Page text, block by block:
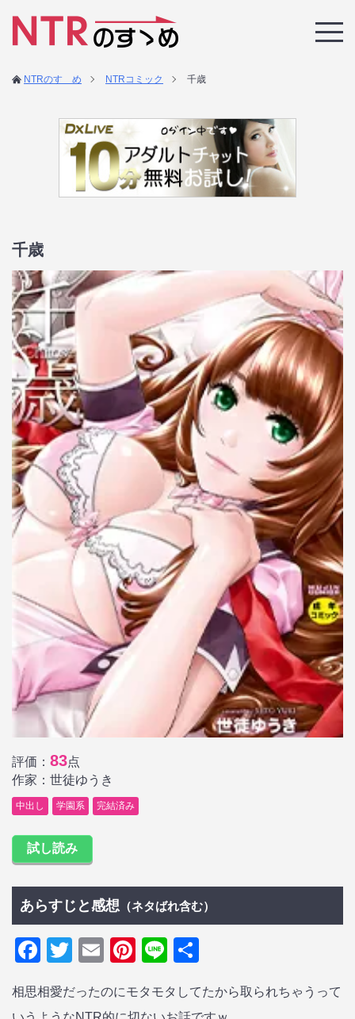
NTRのすゝめ NTRコミック 千歳
千歳
評価： 83点
作家：世徒ゆうき
中出し 学園系 完結済み
試し読み
あらすじと感想 （ネタばれ含む）
Facebook
Twitter
EmailPinterest
Line
相思相愛だったのにモタモタしてたから取られちゃうって